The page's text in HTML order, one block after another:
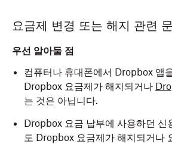
요금제 변경 또는 해지 관련
우선 알아둘 점
컴퓨터나 휴대폰에서 Dropbox 앱
Dropbox 요금제가 해지되거나
는 것은 아닙니다.
Dropbox 요금 납부에 사용하던 신
도 Dropbox 요금제가 해지되거나